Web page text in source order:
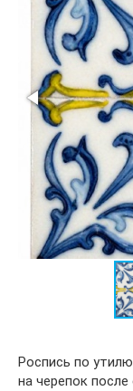
Роспись по
на черепок